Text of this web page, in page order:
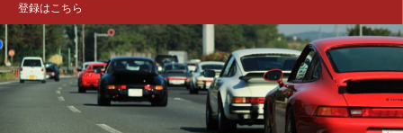
登録はこちら